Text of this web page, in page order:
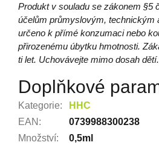
Produkt v souladu se zákonem §5
účelům průmyslovým, technickým
určeno k přímé konzumaci nebo
přirozenému úbytku hmotnosti.
ti let. Uchovávejte mimo dosah dětí.
Doplňkové
Kategorie:
HHC
EAN :
0739988300238
Množství:
0,5ml